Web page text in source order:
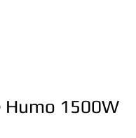
Humo 1500W